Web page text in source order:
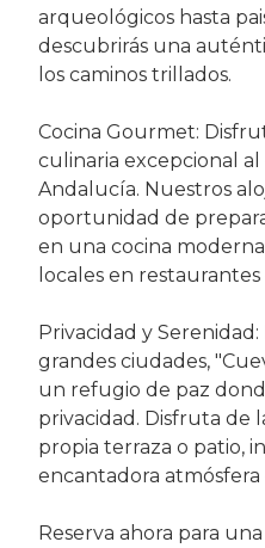
arqueológicos hasta
descubrirás una
los caminos trillados.
Cocina Gourmet:
culinaria excepcional
Andalucía. Nuestros
oportunidad de
en una cocina
locales en restaurantes
Privacidad y
grandes ciudades,
un refugio de paz
privacidad. Disfruta de
propia terraza o patio,
encantadora
Reserva ahora para